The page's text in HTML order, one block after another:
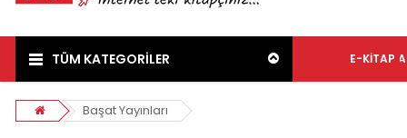
TÜM KATEGORİLER E-KITAP
Başat Yayınları